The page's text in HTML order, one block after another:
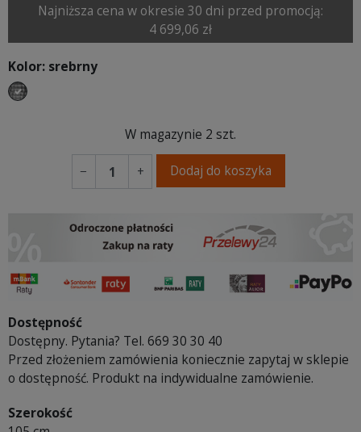
Najniższa cena w okresie 30 dni przed promocją:
4 699,06 zł
Kolor: srebrny
srebrny
W magazynie 2 szt.
− + Dodaj do koszyka
Dostępność
Dostępny. Pytania? Tel. 669 30 30 40
Przed złożeniem zamówienia koniecznie zapytaj w sklepie
o dostępność. Produkt na indywidualne zamówienie.
Szerokość